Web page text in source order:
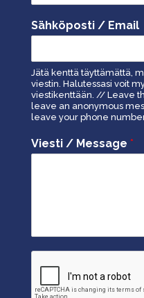
Sähköposti / Email
Jätä kenttä täyttämättä,
viestin. Halutessasi voit
viestikenttään. // Leave
leave an anonymous
leave your phone
Viesti / Message *